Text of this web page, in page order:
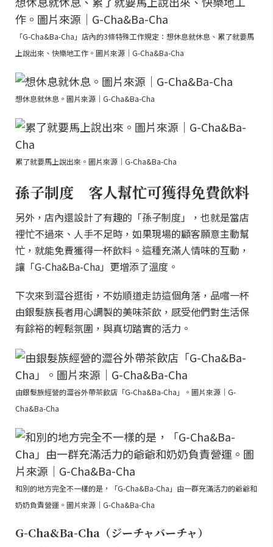
「G-Cha&Ba-Cha」店內的3條特殊工作規定：想休息就休息、累了就要馬
上說出來、快樂地工作。圖片來源｜G-Cha&Ba-Cha
想休息就休息。圖片來源｜G-Cha&Ba-Cha
累了就要馬上說出來。圖片來源｜G-Cha&Ba-Cha
孫子制度 客人幫忙可獲得免費飲料
另外，店內還設計了有趣的「孫子制度」，也就是當店
裡忙不過來、人手不足時，如果現場的顧客願意主動幫
忙，就能免費獲得一杯飲料。這種充滿人情味的互動，
讓「G-Cha&Ba-Cha」更增添了溫度。
下次來到澀谷逛街，不妨順道走訪這個角落，品嚐一杯
由銀髮族長者用心調製的美味茶飲，感受他們對生活保
有餘裕的輕鬆氛圍，與真切踏實的活力。
由銀髮族經營的澀谷外帶茶飲店「G-Cha&Ba-Cha」。圖片來源｜G-
Cha&Ba-Cha
和別的地方完全不一樣的是，「G-Cha&Ba-Cha」由一群充滿活力的爺爺和
奶奶負責營運。圖片來源｜G-Cha&Ba-Cha
G-Cha&Ba-Cha（ジーチャバーチャ）